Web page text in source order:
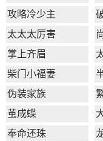
点多
攻略冷少主
太太太厉害
掌上齐眉
柴门小福妻
伪装家族
茧成蝶
奉命还珠